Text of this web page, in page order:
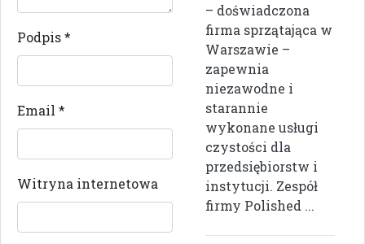
Podpis*
Email *
Witryna internetowa
– doświadczona
firma sprzątająca w
Warszawie –
zapewnia
niezawodne i
starannie
wykonane usługi
czystości dla
przedsiębiorstw i
instytucji. Zespół
firmy Polished ...